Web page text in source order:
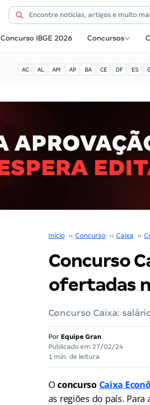
Concurso IBGE 2026 Concursos
AC AL AM AP BA CE DF ES
Início ›› Concurso ›› Caixa ››
Concurso
ofertadas
Concurso Caixa:
Por Equipe Gran
Publicado em 27/02/24
1 min. de leitura
Oconcurso Caixa
as regiões do país.